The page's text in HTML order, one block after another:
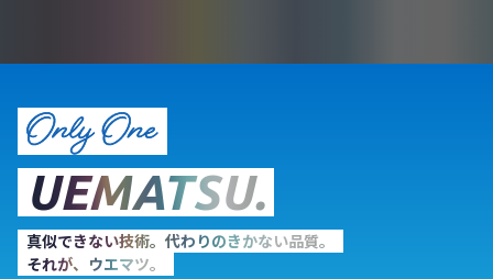
UEMATSU.
真似できない技術。代わりのきかない品質。
それが、ウエマツ。